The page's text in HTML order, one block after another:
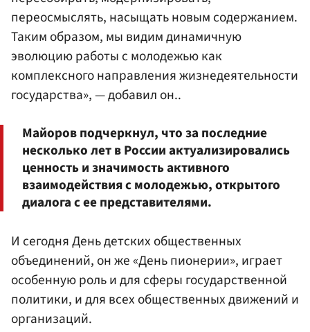
переосмыслять, насыщать новым содержанием.
Таким образом, мы видим динамичную
эволюцию работы с молодежью как
комплексного направления жизнедеятельности
государства», — добавил он..
Майоров подчеркнул, что за последние
несколько лет в России актуализировались
ценность и значимость активного
взаимодействия с молодежью, открытого
диалога с ее представителями.
И сегодня День детских общественных
объединений, он же «День пионерии», играет
особенную роль и для сферы государственной
политики, и для всех общественных движений и
организаций.